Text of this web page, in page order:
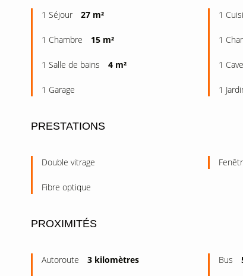
1 Séjour 27 m² 1
1 Chambre 15 m² 1
1 Salle de bains 4 m² 1 Cave
1 Garage 1
PRESTATIONS
Double vitrage
Fibre optique
PROXIMITÉS
Autoroute 3 kilomètres Bus